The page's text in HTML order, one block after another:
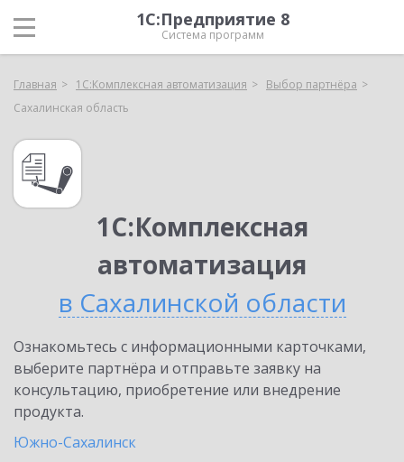
1С:Предприятие 8
Система программ
Главная 1С:Комплексная автоматизация
Выбор партнёра
Сахалинская область
1С:Комплексная
автоматизация
в Сахалинской области
Ознакомьтесь с информационными карточками,
выберите партнёра и отправьте заявку на
консультацию, приобретение или внедрение
продукта.
Южно-Сахалинск